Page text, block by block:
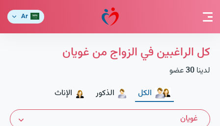
Ar
كل الراغبين في الزواج من غويان
لدينا 30عضو
الكل
الذكور الإناث
غويان